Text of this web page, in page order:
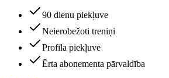
90 dienu piekļuve
Neierobežoti treniņi
Profila piekļuve
Ērta abonementa pārvaldība